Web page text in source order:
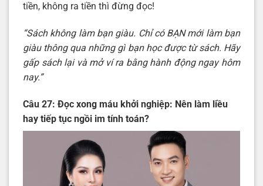
tiền, không ra tiền thì đừng đọc!
“Sách không làm bạn giàu. Chỉ có BẠN mới làm bạn
giàu thông qua những gì bạn học được từ sách. Hãy
gấp sách lại và mở ví ra bằng hành động ngay hôm
nay.”
Câu 27: Đọc xong máu khởi nghiệp: Nên làm liều
hay tiếp tục ngồi im tính toán?